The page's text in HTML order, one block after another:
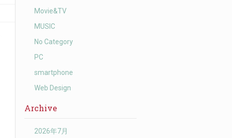
Movie&TV
MUSIC
No Category
PC
smartphone
Web Design
Archive
2026年7月